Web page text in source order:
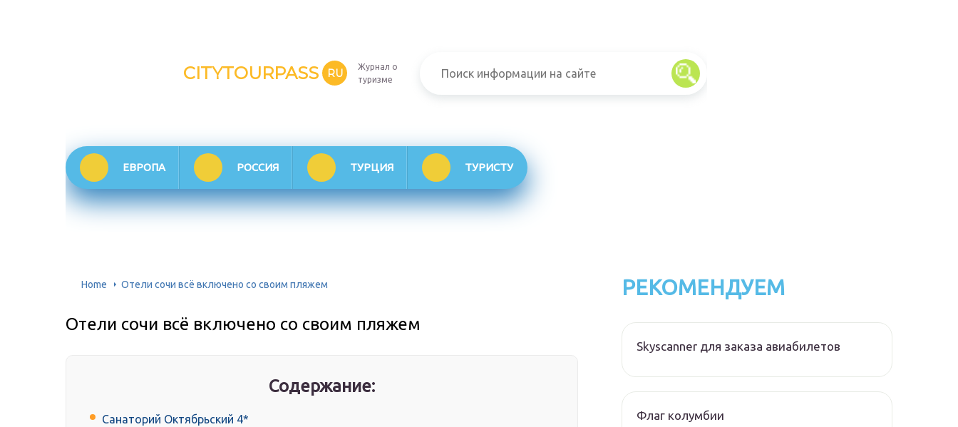
CITYTOURPASS RU
Журнал о
туризме
ЕВРОПА РОССИЯ ТУРЦИЯ ТУРИСТУ
Home Отели сочи всё включено со своим пляжем
Отели сочи всё включено со своим пляжем
Содержание:
Санаторий Октябрьский 4*
РЕКОМЕНДУЕМ
Skyscanner для заказа авиабилетов
Флаг колумбии